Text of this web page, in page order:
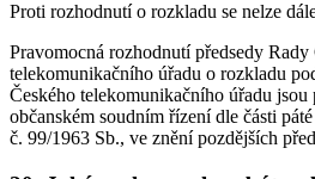
Proti rozhodnutí o rozkladu se nelze
Pravomocná rozhodnutí předsedy Rady
telekomunikačního úřadu o rozkladu
Českého telekomunikačního úřadu jsou
občanském soudním řízení dle části
č. 99/1963 Sb., ve znění pozdějších